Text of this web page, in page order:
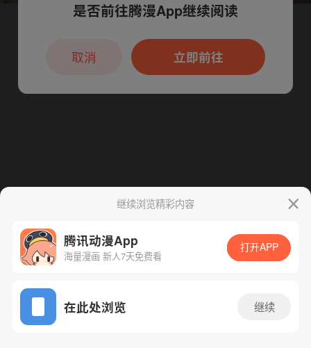
App免费看
腾漫App免费看
继续浏览精彩内容
腾讯动漫App
海量漫画 新人7天免费看
打开APP
在此处浏览 继续
本章节仅支持App阅读，可打开App新用
户7天免费看
是否前往腾漫App继续阅读
立即前往
取消